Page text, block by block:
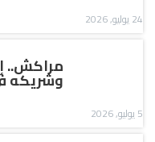
24 يوليو, 2026
مراكش..
وشريكه
5 يوليو, 2026